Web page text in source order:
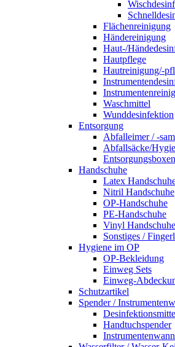
Flächenreinigung
Händereinigung
Haut-/
Hautpflege
Hautreinigung/-
Waschmittel
Wunddesinfektion
Entsorgung
Abfalleimer / -
Abfallsäcke/
Entsorgungsboxen
Handschuhe
Latex
Nitril Handschuhe
OP-Handschuhe
PE-Handschuhe
Vinyl Handschuhe
Sonstiges /
Hygiene im OP
OP-Bekleidung
Einweg Sets
Einweg-
Schutzartikel
Spender /
Handtuchspender